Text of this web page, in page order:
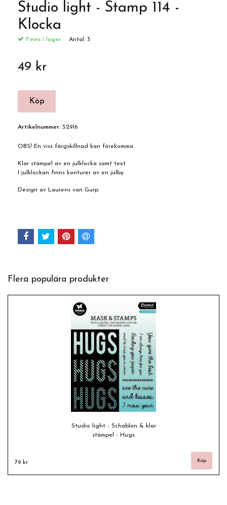
Studio light - Stamp 114 -
Klocka
Finns i lager: Antal: 3
49 kr
Artikelnummer: S2916
OBS! En viss färgskillnad kan förekomma
Klar stämpel av en julklocka samt text.
I julklockan finns konturer av en julby
Design av Laurens van Gurp
Flera populära produkter
Studio light - Schablon & klar
stämpel - Hugs
79 kr